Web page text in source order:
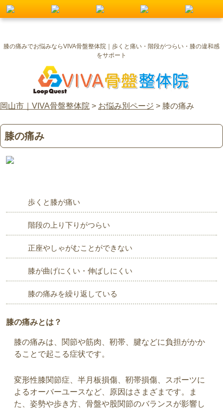
膝の痛みでお悩みならVIVA骨盤整体院｜歩くと痛い・階段がつらい・膝の違和感
をサポート
岡山市｜VIVA骨盤整体院 > お悩み別ページ > 膝の痛み
膝の痛み
歩くと膝が痛い
階段の上り下りがつらい
正座やしゃがむことができない
膝が曲げにくい・伸ばしにくい
膝の痛みを繰り返している
膝の痛みとは？
膝の痛みは、関節や筋肉、靭帯、腱などに負担がかか
ることで起こる症状です。
変形性膝関節症、半月板損傷、靭帯損傷、スポーツに
よるオーバーユースなど、原因はさまざまです。ま
た、姿勢や歩き方、骨盤や股関節のバランスが影響し